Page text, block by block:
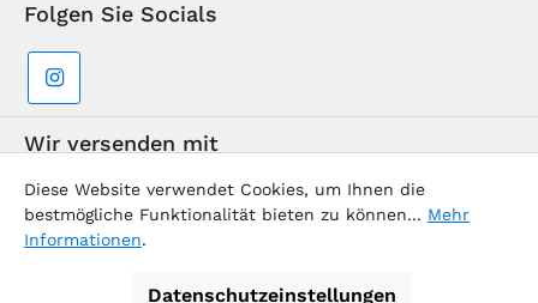
Folgen Sie Socials
Wir versenden mit
Diese Website verwendet Cookies, um Ihnen die
bestmögliche Funktionalität bieten zu können... Mehr
Informationen.
Datenschutzeinstellungen